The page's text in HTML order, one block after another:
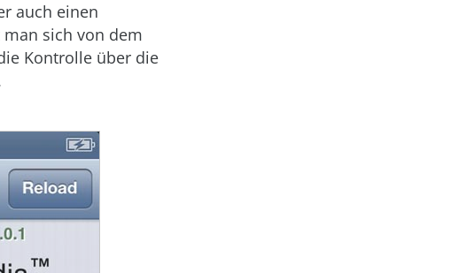
auch einen
sich von dem
Kontrolle über die